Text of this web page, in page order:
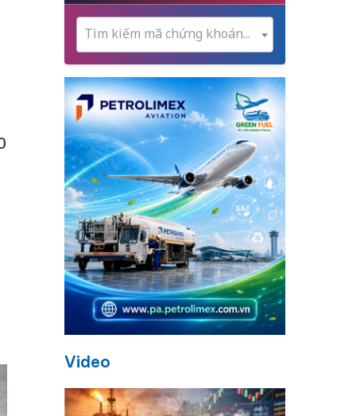
Tìm kiếm mã chứng khoán...
Video